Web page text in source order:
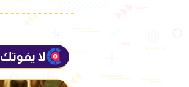
لا يفوتك